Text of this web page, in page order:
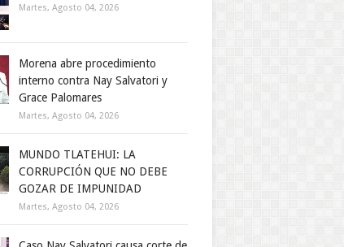
Martes, Agosto 04, 2026
Morena abre procedimiento
interno contra Nay Salvatori y
Grace Palomares
Martes, Agosto 04, 2026
MUNDO TLATEHUI: LA
CORRUPCIÓN QUE NO DEBE
GOZAR DE IMPUNIDAD
Martes, Agosto 04, 2026